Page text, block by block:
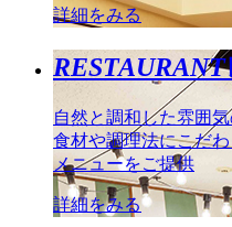
詳細をみる
RESTAURANT
自然と調和した雰囲
食材や調理法にこだ
メニューをご提供
詳細をみる